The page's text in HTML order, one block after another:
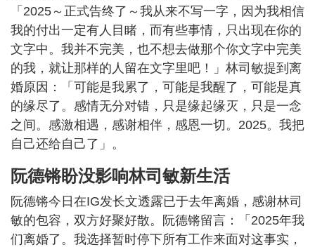
「2025～正式告终了～我从来不写一字，因为我相信
我的付出一定有人目睹，而有些事情，只出现在你的
文字中。我并不完美，也不想去做那个你文字中完美
的我，就让那样的人留在文字里吧！」林司敏提到离
婚原因：「可能是我累了，可能是我醒了，可能是真
的缘尽了。感情无分对错，只是缘起缘灭，只是一念
之间。感激相遇，感谢相伴，感恩一切。2025。我把
自己还给自己了」。
阮德锵盼没影响林司敏新生活
阮德锵今日在IG发长文透露已于去年离婚，感谢林司
敏的包容，双方好聚好散。阮德锵留言：「2025年我
们离婚了。我选择暂时停下所有工作来面对这事实，